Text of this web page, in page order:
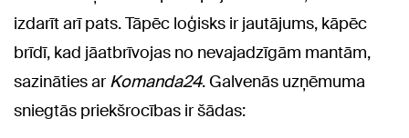
izdarīt arī pats. Tāpēc loģisks ir jautājums, kāpēc
brīdī, kad jāatbrīvojas no nevajadzīgām mantām,
sazināties arKomanda24. Galvenās uzņēmuma
sniegtās priekšrocības ir šādas: